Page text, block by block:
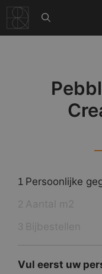
naar
de
1 Persoonlijke
Vul eerst uw